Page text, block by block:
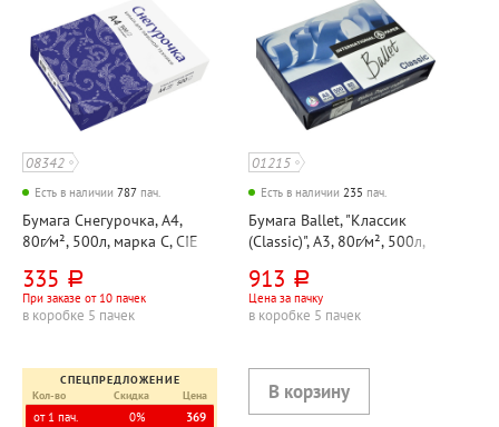
08342
Есть в наличии 787 пач.
Бумага Снегурочка, А4,
80г⁄м², 500л, марка C, CIE
335 руб.
При заказе от 10 пачек
в коробке 5 пачек
СПЕЦПРЕДЛОЖЕНИЕ
Кол-во
Скидка Цена
от 1 пач. 0%
369
01215
Есть в наличии 235 пач.
Бумага Ballet, "Классик
(Classic)", А3, 80г⁄м², 500л,
913 руб.
Цена за пачку
в коробке 5 пачек